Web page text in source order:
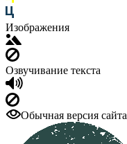
Изображения
Озвучивание текста
Обычная версия сайта